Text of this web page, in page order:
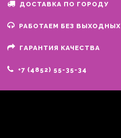
ДОСТАВКА ПО ГОРОДУ
РАБОТАЕМ БЕЗ ВЫХОДНЫХ
ГАРАНТИЯ КАЧЕСТВА
+7 (4852) 55-35-34